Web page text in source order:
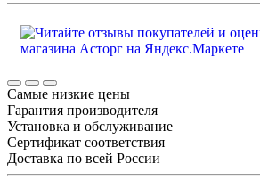
Самые низкие цены
Гарантия производителя
Установка и обслуживание
Сертификат соответствия
Доставка по всей России